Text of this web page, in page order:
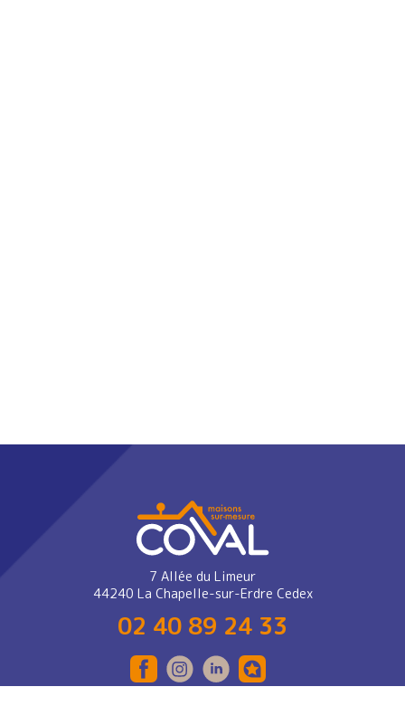
7 Allée du Limeur
44240 La Chapelle-sur-Erdre Cedex
02 40 89 24 33